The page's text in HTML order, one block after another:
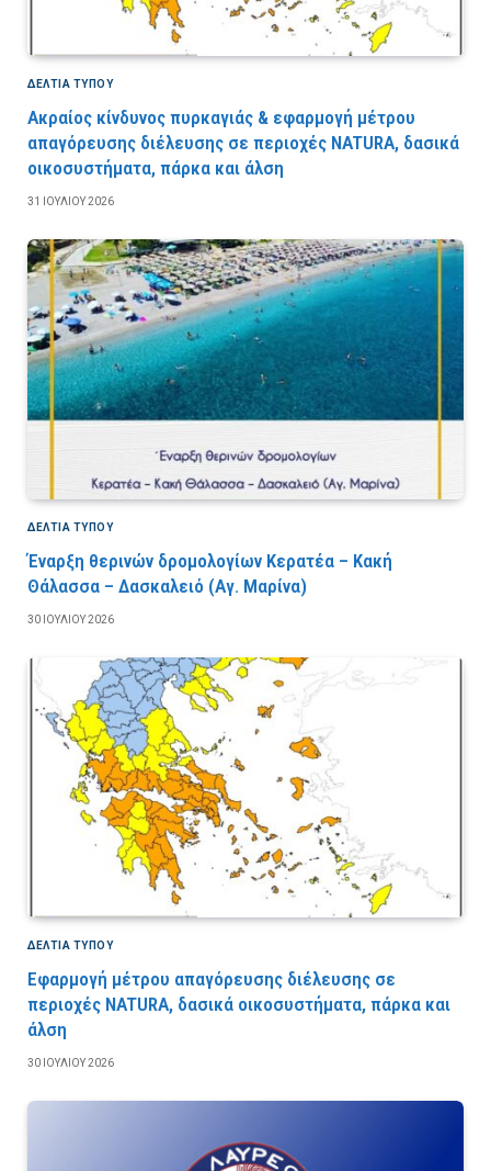
ΔΕΛΤΙΑ ΤΥΠΟΥ
Ακραίος κίνδυνος πυρκαγιάς & εφαρμογή μέτρου
απαγόρευσης διέλευσης σε περιοχές NATURA, δασικά
οικοσυστήματα, πάρκα και άλση
31 ΙΟΥΛΊΟΥ 2026
ΔΕΛΤΙΑ ΤΥΠΟΥ
Έναρξη θερινών δρομολογίων Κερατέα – Κακή
Θάλασσα – Δασκαλειό (Αγ. Μαρίνα)
30 ΙΟΥΛΊΟΥ 2026
ΔΕΛΤΙΑ ΤΥΠΟΥ
Εφαρμογή μέτρου απαγόρευσης διέλευσης σε
περιοχές NATURA, δασικά οικοσυστήματα, πάρκα και
άλση
30 ΙΟΥΛΊΟΥ 2026